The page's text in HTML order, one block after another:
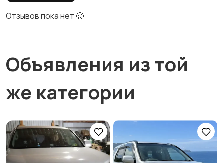
Отзывов пока нет 🥴
Объявления из той
же категории